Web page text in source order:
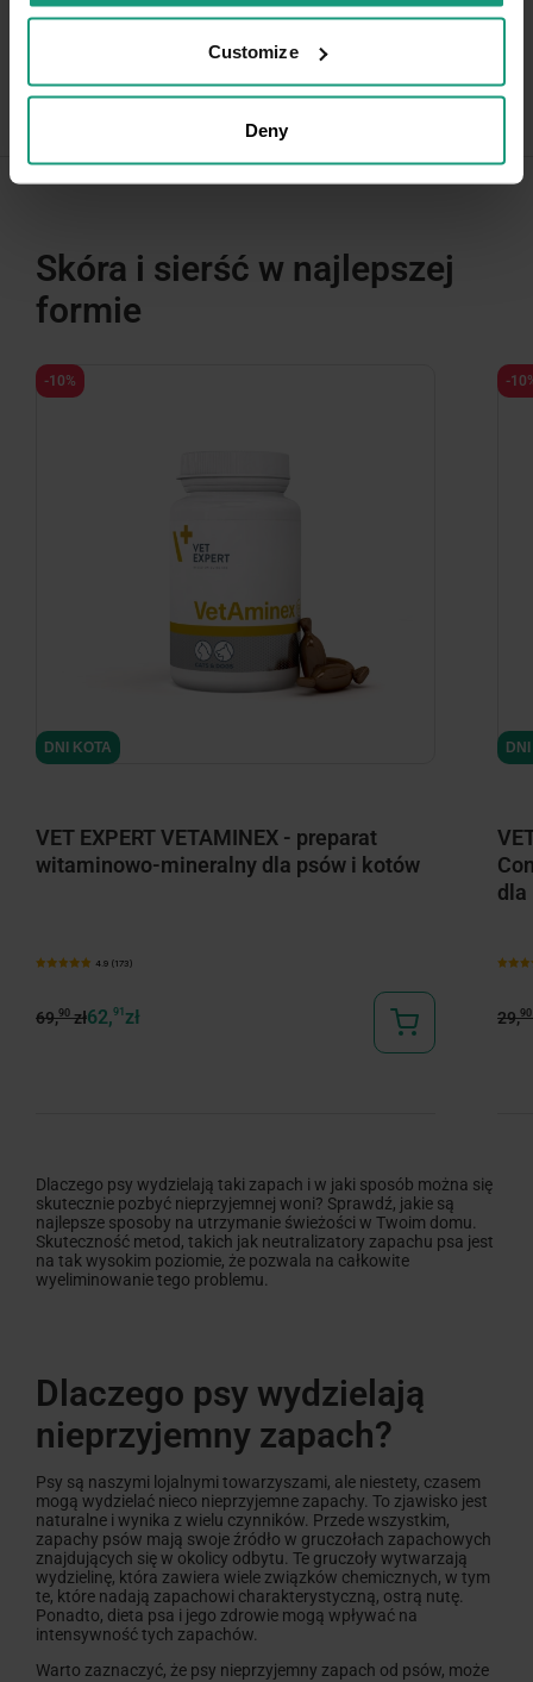
Customize
Deny
Skóra i sierść w najlepszej
formie
DNI KOTA
VET EXPERT VETAMINEX - preparat
witaminowo-mineralny dla psów i kotów
4.9 (173)
69,90zł62,91 zł
-10%
dla
29,90
-
Dlaczego psy wydzielają taki zapach i w jaki sposób można się
skutecznie pozbyć nieprzyjemnej woni? Sprawdź, jakie są
najlepsze sposoby na utrzymanie świeżości w Twoim domu.
Skuteczność metod, takich jak neutralizatory zapachu psa jest
na tak wysokim poziomie, że pozwala na całkowite
wyeliminowanie tego problemu.
Dlaczego psy wydzielają
nieprzyjemny zapach?
Psy są naszymi lojalnymi towarzyszami, ale niestety, czasem
mogą wydzielać nieco nieprzyjemne zapachy. To zjawisko jest
naturalne i wynika z wielu czynników. Przede wszystkim,
zapachy psów mają swoje źródło w gruczołach zapachowych
znajdujących się w okolicy odbytu. Te gruczoły wytwarzają
wydzielinę, która zawiera wiele związków chemicznych, w tym
te, które nadają zapachowi charakterystyczną, ostrą nutę.
Ponadto, dieta psa i jego zdrowie mogą wpływać na
intensywność tych zapachów.
Warto zaznaczyć, że psy nieprzyjemny zapach od psów, może